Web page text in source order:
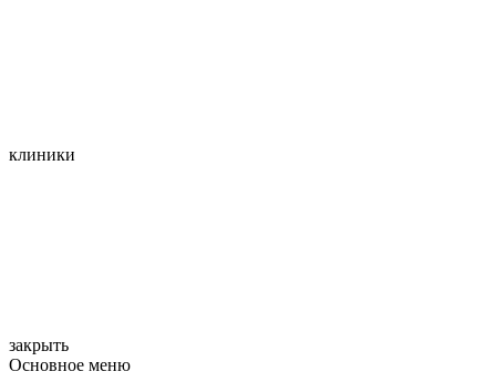
клиники
закрыть
Основное меню